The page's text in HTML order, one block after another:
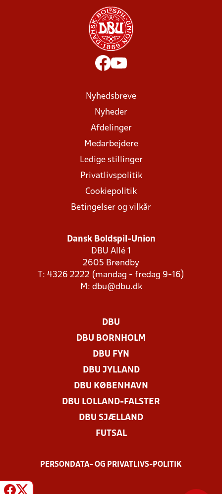
Nyhedsbreve
Nyheder
Afdelinger
Medarbejdere
Ledige stillinger
Privatlivspolitik
Cookiepolitik
Betingelser og vilkår
Dansk Boldspil-Union
DBU Allé 1
2605 Brøndby
T: 4326 2222 (mandag - fredag 9-16)
M: dbu@dbu.dk
DBU
DBU BORNHOLM
DBU FYN
DBU JYLLAND
DBU KØBENHAVN
DBU LOLLAND-FALSTER
DBU SJÆLLAND
FUTSAL
PERSONDATA- OG PRIVATLIVS-POLITIK